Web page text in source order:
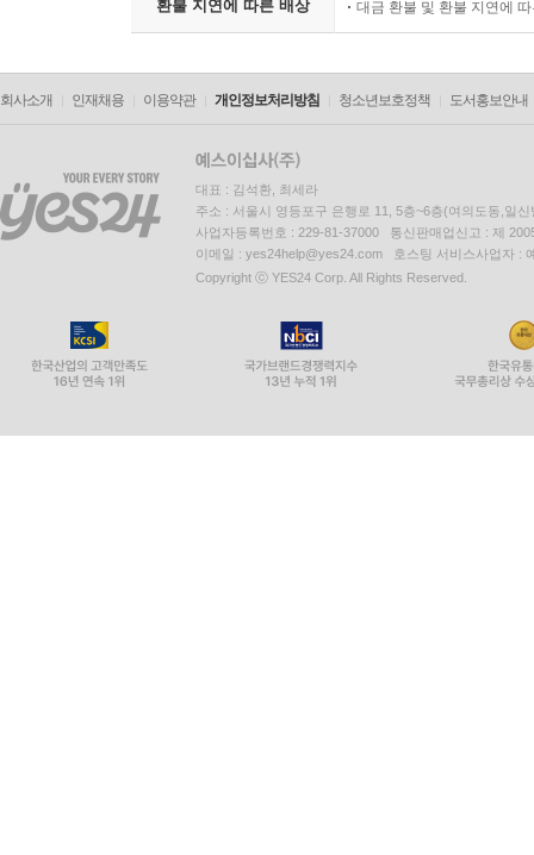
환불 지연에 따른 배상 대금 환불 및 환불 지연에
회사소개 인재채용 이용약관 개인정보처리방침 청소년보호정책 도서홍보안내
대표 : 김석환, 최세라
주소 : 서울시 영등포구 은행로 11, 5층~6층(여의도동,일신
사업자등록번호 : 229-81-37000 통신판매업신고 : 제
이메일 : yes24help@yes24.com 호스팅 서비스사업자 :
Copyright ⓒ YES24 Corp. All Rights Reserved.